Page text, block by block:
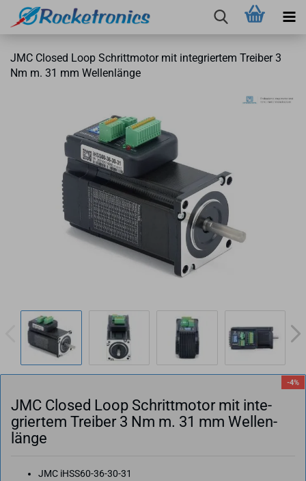
JMC Clo­sed Loop Schritt­mo­tor mit in­te­grier­tem Trei­ber 3
Nm m. 31 mm Wel­len­län­ge
-4%
JMC Clo­sed Loop Schritt­mo­tor mit in­te­
grier­tem Trei­ber 3 Nm m. 31 mm Wel­len­
län­ge
JMC iHSS60-36-30-31